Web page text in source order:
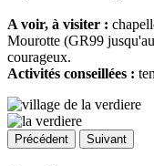
A voir, à visiter :
Mourotte (GR99
courageux.
Activités conseillées :
Précédent Suivant